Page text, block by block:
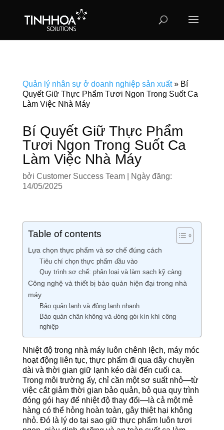
Quản lý nhân sự ở doanh nghiệp sản xuất» Bí
Quyết Giữ Thực Phẩm Tươi Ngon Trong Suốt Ca
Làm Việc Nhà Máy
Bí Quyết Giữ Thực Phẩm
Tươi Ngon Trong Suốt Ca
Làm Việc Nhà Máy
bởi Customer Success Team|
Ngày đăng:
14/05/2025
Table of contents
Lựa chọn thực phẩm và sơ chế đúng cách
Tiêu chí chọn thực phẩm đầu vào
Quy trình sơ chế: phân loại và làm sạch kỹ càng
Công nghệ và thiết bị bảo quản hiện đại trong nhà
máy
Bảo quản lạnh và đông lạnh nhanh
Bảo quản chân không và đóng gói kín khí công
nghiệp
Nhiệt độ trong nhà máy luôn chênh lệch, máy móc
hoạt động liên tục, thực phẩm đi qua dây chuyền
dài và thời gian giữ lạnh kéo dài đến cuối ca.
Trong môi trường ấy, chỉ cần một sơ suất nhỏ—từ
việc cắt giảm thời gian bảo quản, bỏ qua quy trình
đóng gói hay để nhiệt độ thay đổi—là cả một mẻ
hàng có thể hỏng hoàn toàn, gây thiệt hại không
nhỏ. Đó là lý do tại sao giữ thực phẩm luôn tươi